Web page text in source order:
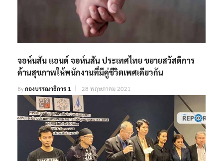
จอห์นสัน แอนด์ จอห์นสัน ประเทศไทย ขยายสวัสดิการ
ด้านสุขภาพให้พนักงานที่มีคู่ชีวิตเพศเดียวกัน
Byกองบรรณาธิการ 1 28 พฤษภาคม 2021